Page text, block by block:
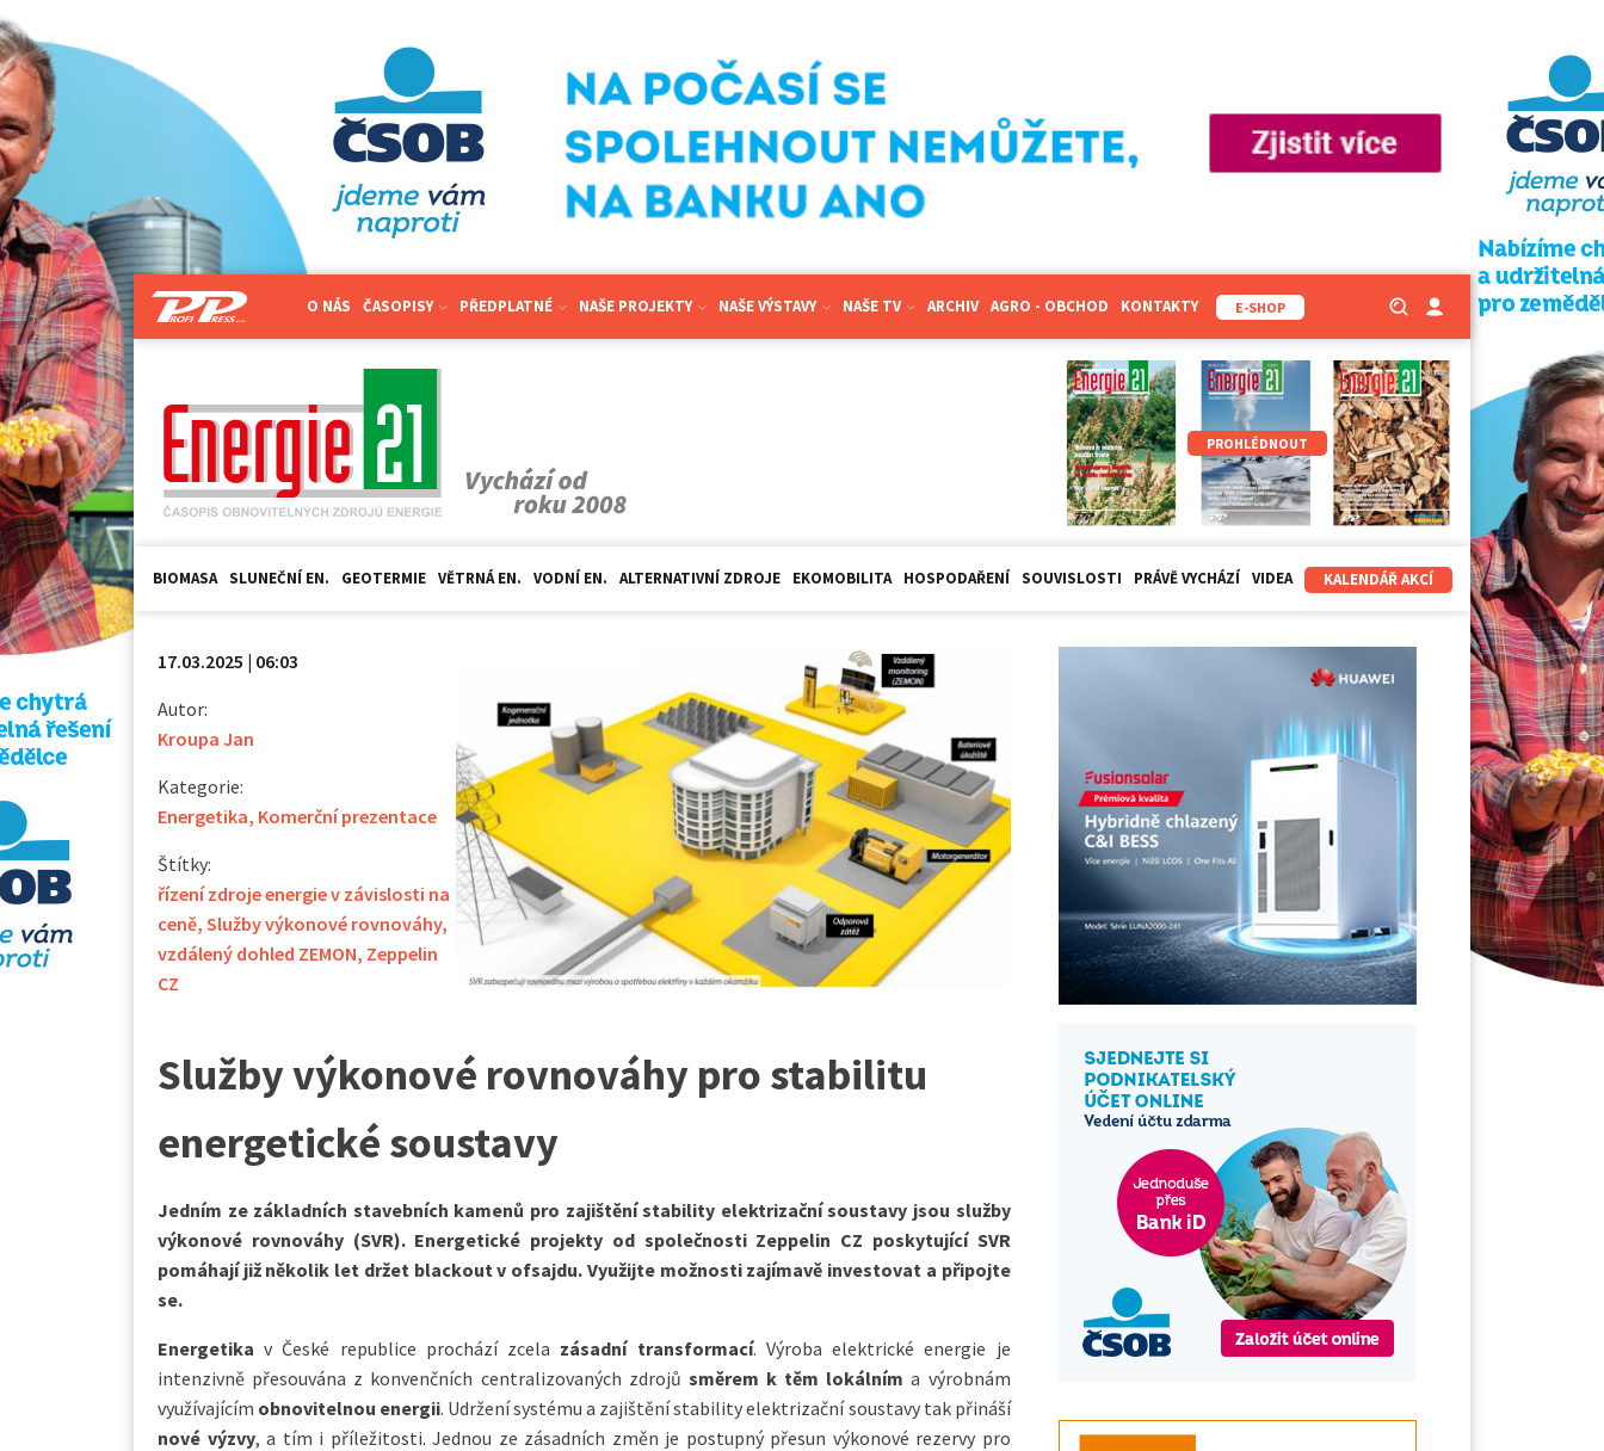
O NÁS ČASOPISY PŘEDPLATNÉ NAŠE PROJEKTY NAŠE VÝSTAVY NAŠE TV ARCHIV AGRO - OBCHOD KONTAKTY E-SHOP
PROHLÉDNOUT
BIOMASA SLUNEČNÍ EN. GEOTERMIE VĚTRNÁ EN. VODNÍ EN. ALTERNATIVNÍ ZDROJE EKOMOBILITA HOSPODAŘENÍ SOUVISLOSTI PRÁVĚ VYCHÁZÍ VIDEA KALENDÁŘ AKCÍ
17.03.2025 | 06:03
Autor:
Kroupa Jan
Kategorie:
Energetika, Komerční prezentace
Štítky:
řízení zdroje energie v závislosti na
ceně, Služby výkonové rovnováhy,
vzdálený dohled ZEMON, Zeppelin
CZ
Služby výkonové rovnováhy pro stabilitu
energetické soustavy
Jedním ze základních stavebních kamenů pro zajištění stability elektrizační soustavy jsou služby
výkonové rovnováhy (SVR). Energetické projekty od společnosti Zeppelin CZ poskytující SVR
pomáhají již několik let držet blackout v ofsajdu. Využijte možnosti zajímavě investovat a připojte
se.
Energetika v České republice prochází zcela zásadní transformací. Výroba elektrické energie je
intenzivně přesouvána z konvenčních centralizovaných zdrojů směrem k těm lokálním a výrobnám
využívajícím obnovitelnou energii. Udržení systému a zajištění stability elektrizační soustavy tak přináší
nové výzvy, a tím i příležitosti. Jednou ze zásadních změn je postupný přesun výkonové rezervy pro